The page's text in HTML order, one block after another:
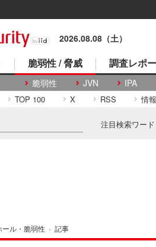
2026.08.08（土）
脆弱性 / 脅威
脆弱性 JVN IPA
調査レポ
TOP 100 X RSS 情
注目検索ワード
ル・脆弱性 › 記事